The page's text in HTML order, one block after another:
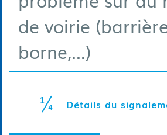
de voirie
borne,...)
1
4 Détails du